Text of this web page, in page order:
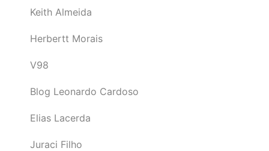
Keith Almeida
Herbertt Morais
V98
Blog Leonardo Cardoso
Elias Lacerda
Juraci Filho